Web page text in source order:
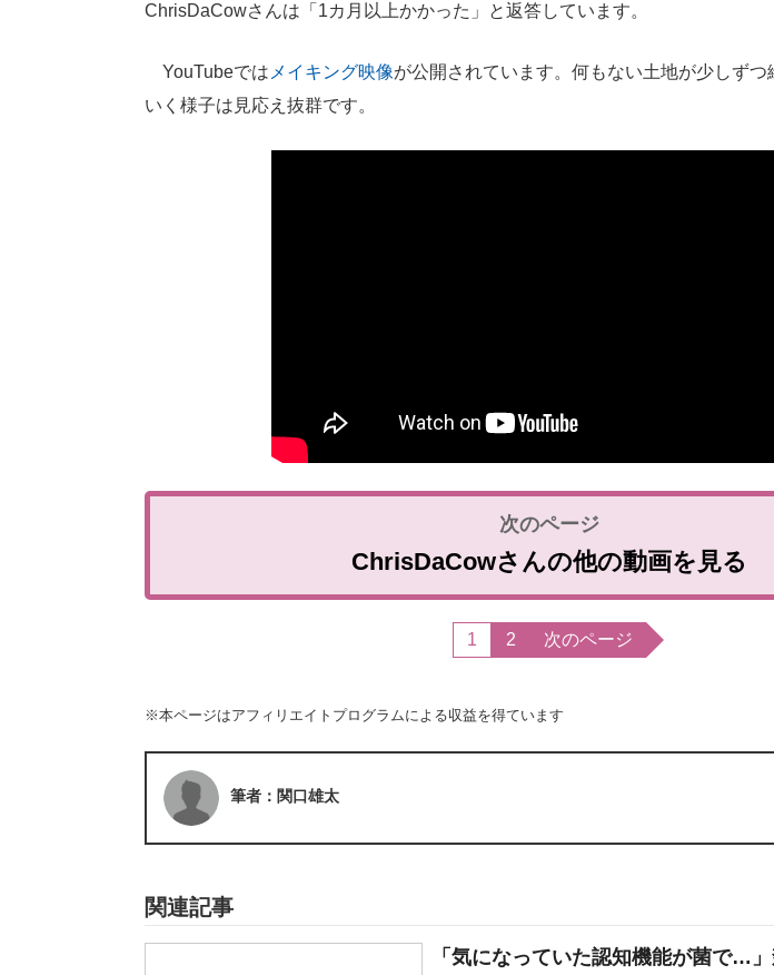
ChrisDaCowさんは「1カ月以上かかった」と返答しています。
YouTubeでは メイキング映像が公開されています。何もない土地が少しずつ
いく様子は見応え抜群です。
ChrisDaCowさんの他の動画を見る
1 2 次のページ
※本ページはアフィリエイトプログラムによる収益を得ています
筆者：関口雄太
関連記事
「気になっていた認知機能が菌で…